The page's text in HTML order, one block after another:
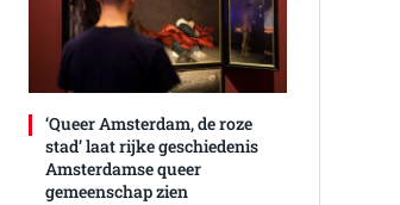
‘Queer Amsterdam, de roze
stad’ laat rijke geschiedenis
Amsterdamse queer
gemeenschap zien